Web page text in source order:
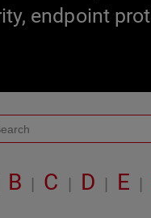
endpoint
B | C | D | E |